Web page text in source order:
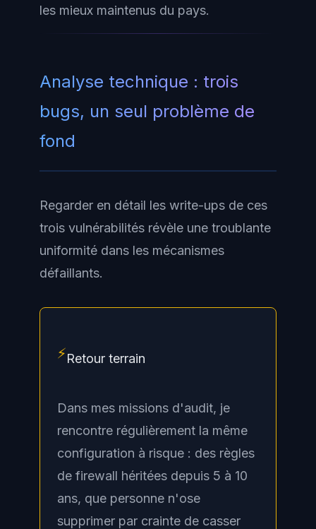
les mieux maintenus du pays.
Analyse technique : trois
bugs, un seul problème de
fond
Regarder en détail les write-ups de ces
trois vulnérabilités révèle une troublante
uniformité dans les mécanismes
défaillants.
⚡Retour terrain
Dans mes missions d'audit, je
rencontre régulièrement la même
configuration à risque : des règles
de firewall héritées depuis 5 à 10
ans, que personne n'ose
supprimer par crainte de casser